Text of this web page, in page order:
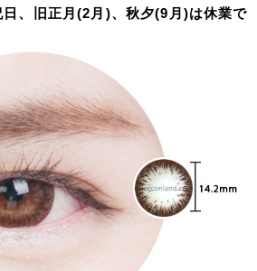
、旧正月(2月)、秋夕(9月)は休業で